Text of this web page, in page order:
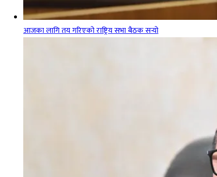
आजका लागि तय गरिएको राष्ट्रिय सभा बैठक सर्‍यो